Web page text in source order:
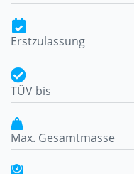
Erstzulassung
TÜV bis
Max. Gesamtmasse